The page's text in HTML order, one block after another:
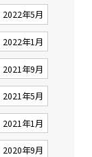
2022年5月
2022年1月
2021年9月
2021年5月
2021年1月
2020年9月